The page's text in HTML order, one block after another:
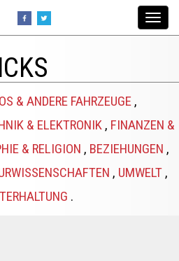
Toggle
& ANDERE FAHRZEUGE ,
& ELEKTRONIK , FINANZEN &
& RELIGION , BEZIEHUNGEN ,
, UMWELT ,
.